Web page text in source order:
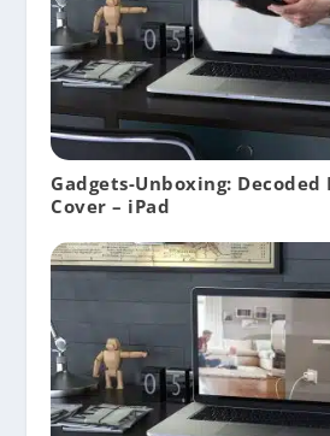
Gadgets-Unboxing:
Cover – iPad